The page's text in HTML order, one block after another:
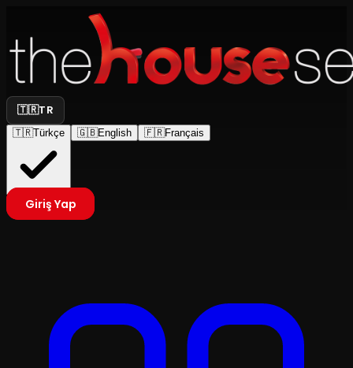
🇹🇷TR
🇹🇷Türkçe 🇬🇧English 🇫🇷Français
Giriş Yap